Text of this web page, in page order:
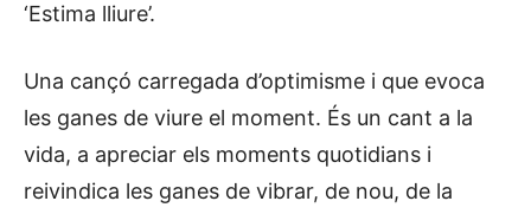
‘Estima lliure’.
Una cançó carregada d’optimisme i que evoca
les ganes de viure el moment. És un cant a la
vida, a apreciar els moments quotidians i
reivindica les ganes de vibrar, de nou, de la